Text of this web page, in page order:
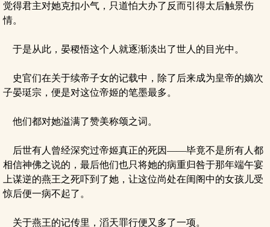
觉得君主对她克扣小气，只道怕大办了反而引得太后触景伤
情。
于是从此，晏稷悟这个人就逐渐淡出了世人的目光中。
史官们在关于续帝子女的记载中，除了后来成为皇帝的嫡次
子晏珽宗，便是对这位帝姬的笔墨最多。
他们都对她溢满了赞美称颂之词。
后世有人曾经深究过帝姬真正的死因——毕竟不是所有人都
相信神佛之说的，最后他们也只将她的病重归咎于那年端午宴
上谋逆的燕王之死吓到了她，让这位尚处在闺阁中的女孩儿受
惊后便一病不起了。
关于燕王的记传里，滔天罪行便又多了一项。